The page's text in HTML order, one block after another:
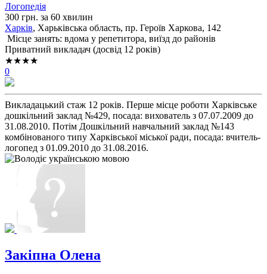
Логопедія
300 грн. за 60 хвилин
Харків, Харьківська область, пр. Героїв Харкова, 142
Місце занять: вдома у репетитора, виїзд до районів
Приватний викладач (досвід 12 років)
★★★★
0
Викладацький стаж 12 років. Перше місце роботи Харківське
дошкільний заклад №429, посада: вихователь з 07.07.2009 до
31.08.2010. Потім Дошкільний навчальний заклад №143
комбінованого типу Харківської міської ради, посада: вчитель-
логопед з 01.09.2010 до 31.08.2016.
Закіпна Олена